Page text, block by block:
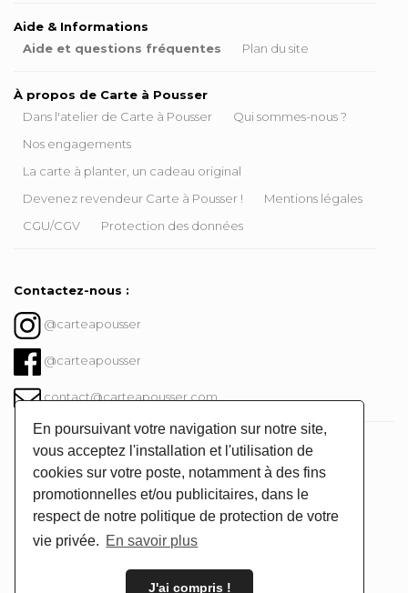
En poursuivant votre navigation sur notre site,
vous acceptez l'installation et l'utilisation de
cookies sur votre poste, notamment à des fins
promotionnelles et/ou publicitaires, dans le
respect de notre politique de protection de votre
vie privée. En savoir plus
J'ai compris !
Aide & Informations
Aide et questions fréquentes
Plan du site
À propos de Carte à Pousser
Dans l'atelier de Carte à Pousser
Qui sommes-nous ?
Nos engagements
La carte à planter, un cadeau original
Devenez revendeur Carte à Pousser !
Mentions légales
CGU/CGV
Protection des données
Contactez-nous :
@carteapousser
@carteapousser
contact@carteapousser.com
Instagram @carteapousser